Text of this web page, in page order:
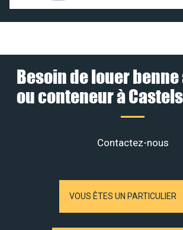
Besoin de louer
ou conteneur à
Contactez-nous
VOUS ÊTES UN PARTICULIER